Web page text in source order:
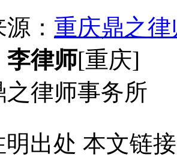
： 重庆鼎之
李律师[重庆]
之律师事务所
出处 本文链